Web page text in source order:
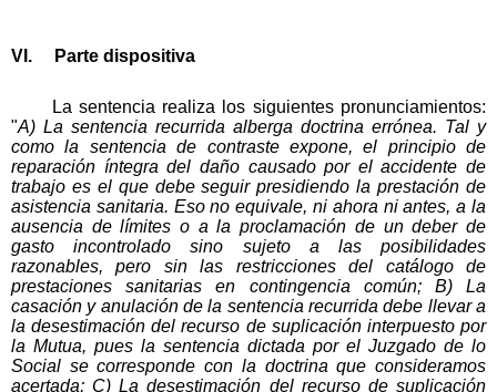
VI. Parte dispositiva
La sentencia realiza los siguientes pronunciamientos:
"A) La sentencia recurrida alberga doctrina errónea. Tal y
como la sentencia de contraste expone, el principio de
reparación íntegra del daño causado por el accidente de
trabajo es el que debe seguir presidiendo la prestación de
asistencia sanitaria. Eso no equivale, ni ahora ni antes, a la
ausencia de límites o a la proclamación de un deber de
gasto incontrolado sino sujeto a las posibilidades
razonables, pero sin las restricciones del catálogo de
prestaciones sanitarias en contingencia común; B) La
casación y anulación de la sentencia recurrida debe llevar a
la desestimación del recurso de suplicación interpuesto por
la Mutua, pues la sentencia dictada por el Juzgado de lo
Social se corresponde con la doctrina que consideramos
acertada; C) La desestimación del recurso de suplicación